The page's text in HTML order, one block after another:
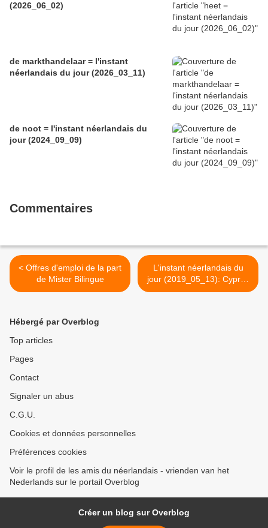
(2026_06_02)
de markthandelaar = l'instant
néerlandais du jour (2026_03_11)
de noot = l'instant néerlandais du
jour (2024_09_09)
Commentaires
< Offres d'emploi de la part
de Mister Bilingue
L'instant néerlandais du
jour (2019_05_13): Cyprus
& Malta >
Hébergé par Overblog
Top articles
Pages
Contact
Signaler un abus
C.G.U.
Cookies et données personnelles
Préférences cookies
Voir le profil de les amis du néerlandais - vrienden van het
Nederlands sur le portail Overblog
Créer un blog sur Overblog